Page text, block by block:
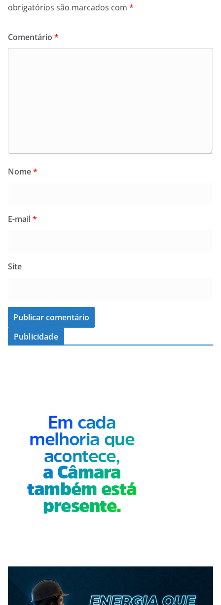
obrigatórios são marcados com *
Comentário *
Nome*
E-mail*
Site
Publicidade